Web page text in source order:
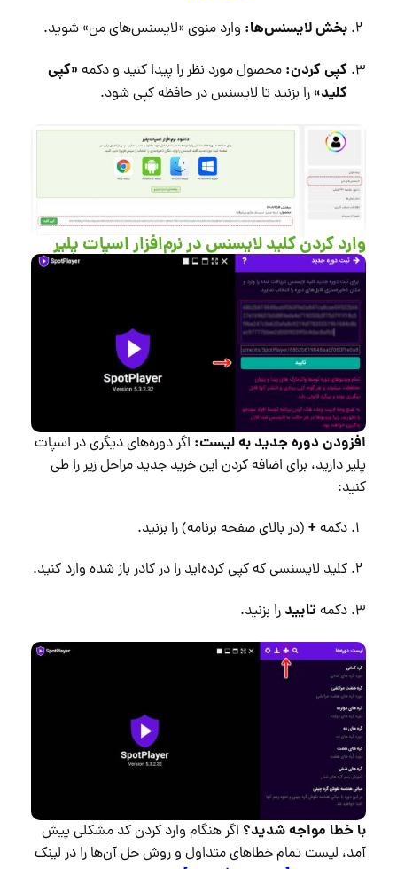
بخش لایسنس‌ها: وارد منوی «لایسنس‌های من» شوید.
کپی کردن: محصول مورد نظر را پیدا کنید و دکمه «کپی
کلید»را بزنید تا لایسنس در حافظه کپی شود.
وارد کردن کلید لایسنس در نرم‌افزار اسپات پلیر
افزودن دوره جدید به لیست: اگر دوره‌های دیگری در اسپات
پلیر دارید، برای اضافه کردن این خرید جدید مراحل زیر را طی
کنید:
دکمه+(در بالای صفحه برنامه) را بزنید.
کلید لایسنسی که کپی کرده‌اید را در کادر باز شده وارد کنید.
دکمه تایید را بزنید.
با خطا مواجه شدید؟ اگر هنگام وارد کردن کد مشکلی پیش
آمد، لیست تمام خطاهای متداول و روش حل آن‌ها را در لینک